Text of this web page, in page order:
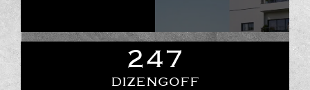
247
DIZENGOFF